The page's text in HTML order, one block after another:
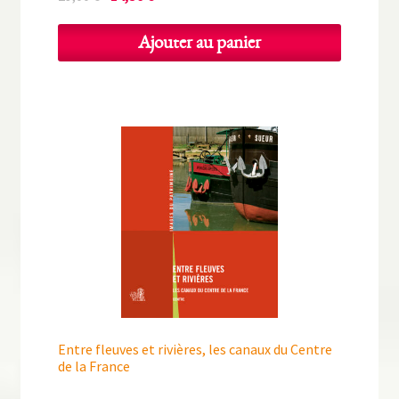
était :
actuel
est :
Ajouter au panier
Entre fleuves et rivières, les canaux du Centre
de la France